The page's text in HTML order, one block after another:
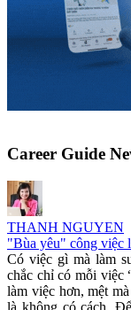
Career Guide
THANH NGUYEN
"Bùa yêu" công việc
Có việc gì mà làm
chắc chỉ có mỗi việc
làm việc hơn, mệt